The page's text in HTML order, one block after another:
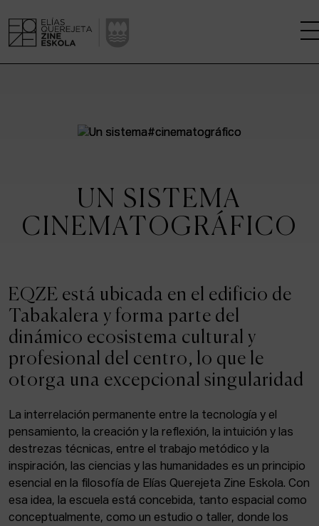
CENTRO DE INVESTIGACIÓN
KINOFABRIKA
LA CASA DEL CINE
ACTUALIDAD
Admisión
Intranet
Facebook Equis Instagram
© Elías Querejeta Zine Eskola 2026
Tabakalera · Andre zigarrogileak plaza, 1
UN SISTEMA
CINEMATOGRÁFICO
EQZE está ubicada en el edificio de
Tabakalera y forma parte del
dinámico ecosistema cultural y
profesional del centro, lo que le
otorga una excepcional singularidad
La interrelación permanente entre la tecnología y el
pensamiento, la creación y la reflexión, la intuición y las
destrezas técnicas, entre el trabajo metódico y la
inspiración, las ciencias y las humanidades es un principio
esencial en la filosofía de Elías Querejeta Zine Eskola. Con
esa idea, la escuela está concebida, tanto espacial como
conceptualmente, como un estudio o taller, donde los